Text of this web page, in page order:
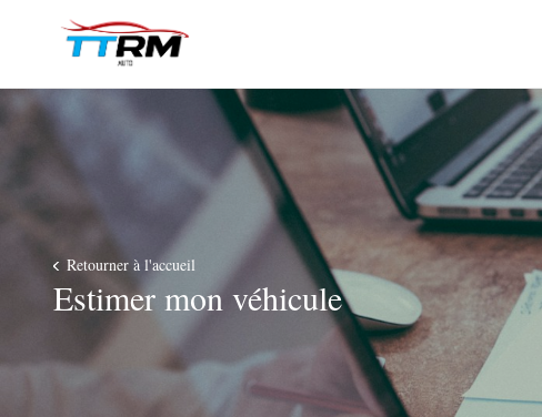
Retourner à l'accueil
Estimer mon véhicule